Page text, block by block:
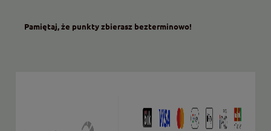
Pamiętaj, że punkty zbierasz bezterminowo!